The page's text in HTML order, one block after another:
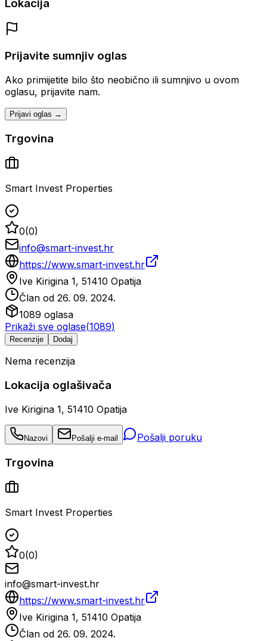
Lokacija
Prijavite sumnjiv oglas
Ako primijetite bilo što neobično ili sumnjivo u ovom
oglasu, prijavite nam.
Prijavi oglas →
Trgovina
Smart Invest Properties
0(0)
info@smart-invest.hr
https://www.smart-invest.hr
Ive Kirigina 1, 51410 Opatija
Član od 26. 09. 2024.
1089 oglasa
Prikaži sve oglase(1089)
Recenzije Dodaj
Nema recenzija
Lokacija oglašivača
Ive Kirigina 1, 51410 Opatija
Nazovi Pošalji e-mail Pošalji poruku
Trgovina
Smart Invest Properties
0(0)
info@smart-invest.hr
https://www.smart-invest.hr
Ive Kirigina 1, 51410 Opatija
Član od 26. 09. 2024.